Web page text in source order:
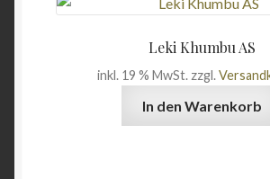
Leki Khumbu AS
inkl. 19 % MwSt. zzgl.
In den Warenkorb